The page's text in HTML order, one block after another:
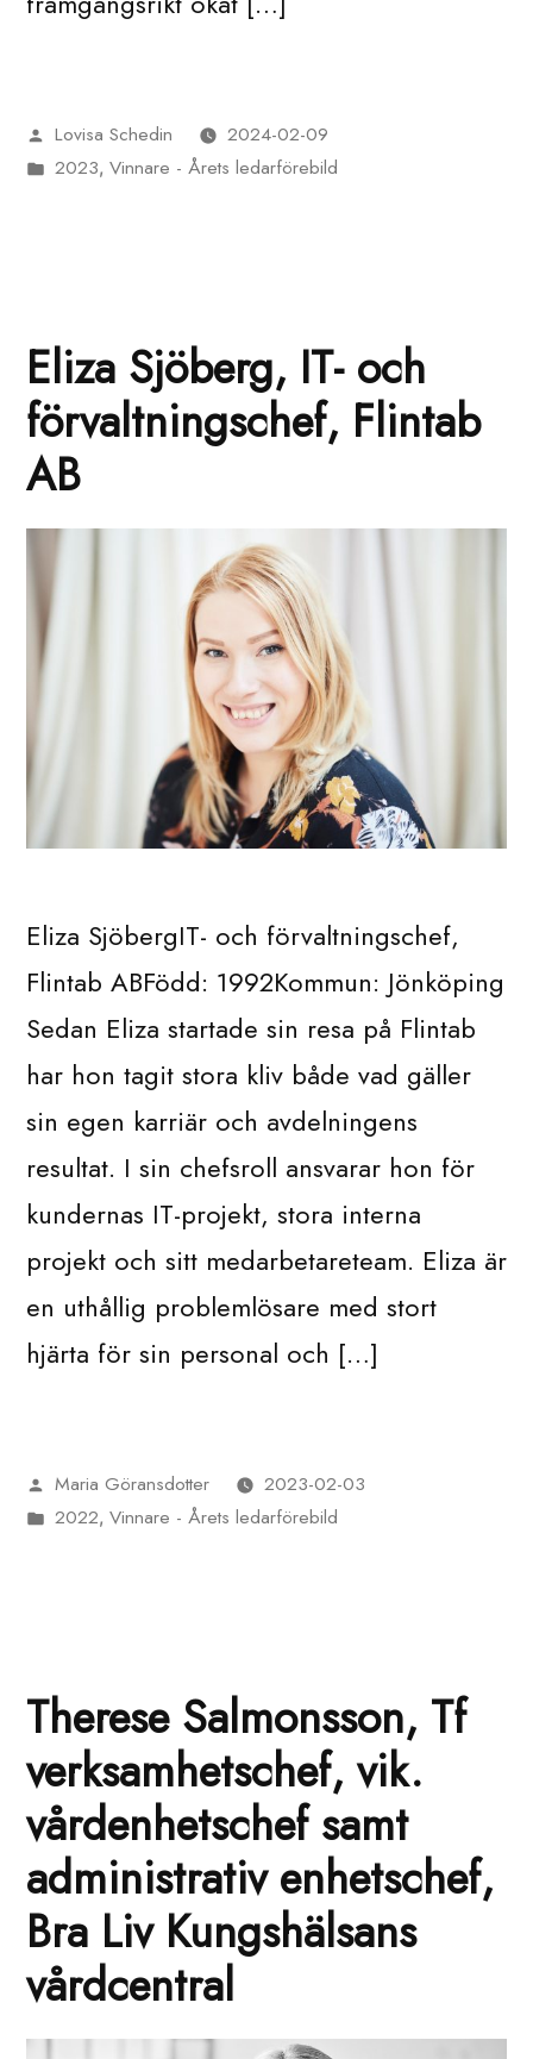
Publicerat
av
Lovisa Schedin 2024-02-09
Publicerat
2023, Vinnare - Årets ledarförebild
Eliza Sjöberg, IT- och
förvaltningschef, Flintab
AB
Eliza SjöbergIT- och förvaltningschef,
Flintab ABFödd: 1992Kommun: Jönköping
Sedan Eliza startade sin resa på Flintab
har hon tagit stora kliv både vad gäller
sin egen karriär och avdelningens
resultat. I sin chefsroll ansvarar hon för
kundernas IT-projekt, stora interna
projekt och sitt medarbetareteam. Eliza är
en uthållig problemlösare med stort
hjärta för sin personal och […]
Publicerat
av
Maria Göransdotter 2023-02-03
Publicerat
2022, Vinnare - Årets ledarförebild
Therese Salmonsson, Tf
verksamhetschef, vik.
vårdenhetschef samt
administrativ enhetschef,
Bra Liv Kungshälsans
vårdcentral